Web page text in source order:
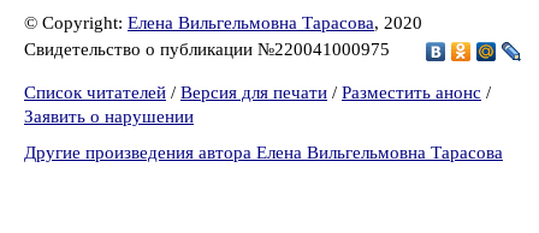
© Copyright: Елена Вильгельмовна Тарасова, 2020
Свидетельство о публикации №220041000975
Список читателей / Версия для печати / Разместить анонс /
Заявить о нарушении
Другие произведения автора Елена Вильгельмовна Тарасова